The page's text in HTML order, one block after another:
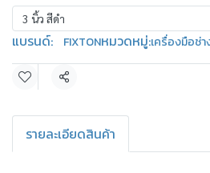
3 นิ้ว สีดำ
แบรนด์: FIXTONหมวดหมู่:เครื่องมือช่า
แชร์
รายละเอียดสินค้า